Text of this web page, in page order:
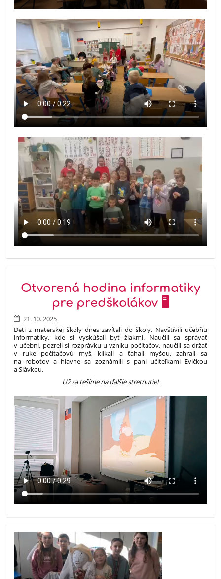
Otvorená hodina informatiky
pre predškolákov 🖥️
21. 10. 2025
Deti z materskej školy dnes zavítali do školy. Navštívili učebňu
informatiky, kde si vyskúšali byť žiakmi. Naučili sa správať
v učebni, pozreli si rozprávku u vzniku počítačov, naučili sa držať
v ruke počítačovú myš, klikali a ťahali myšou, zahrali sa
na robotov a hlavne sa zoznámili s pani učiteľkami Evičkou
a Slávkou.
Už sa tešíme na ďalšie stretnutie!